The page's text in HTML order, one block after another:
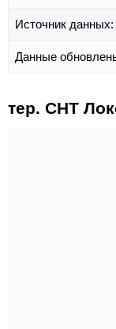
Источник данных:
Данные
тер. СНТ